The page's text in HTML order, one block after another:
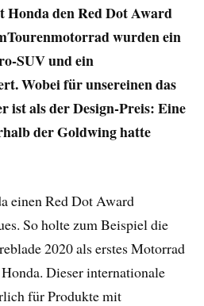
den Red Dot Award
wurden ein
SUV und ein
Wobei für unsereinen das
ist als der Design-Preis: Eine
der Goldwing hatte
einen Red Dot Award
So holte zum Beispiel die
2020 als erstes Motorrad
Dieser internationale
für Produkte mit